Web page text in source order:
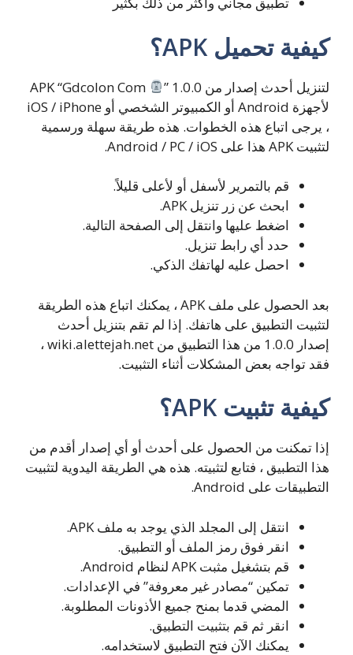
كيفية تحميل APK؟
لتنزيل أحدث إصدار من APK “Gdcolon Com ” 1.0.0
لأجهزة Android أو الكمبيوتر الشخصي أو iOS / iPhone
، يرجى اتباع هذه الخطوات. هذه طريقة سهلة ورسمية
لتثبيت APK هذا على Android / PC / iOS.
قم بالتمرير لأسفل أو لأعلى قليلاً.
ابحث عن زر تنزيل APK.
اضغط عليها وانتقل إلى الصفحة التالية.
حدد أي رابط تنزيل.
احصل عليه لهاتفك الذكي.
بعد الحصول على ملف APK ، يمكنك اتباع هذه الطريقة
لتثبيت التطبيق على هاتفك. إذا لم تقم بتنزيل أحدث
إصدار 1.0.0 من هذا التطبيق من wiki.alettejah.net ،
فقد تواجه بعض المشكلات أثناء التثبيت.
كيفية تثبيت APK؟
إذا تمكنت من الحصول على أحدث أو أي إصدار أقدم من
هذا التطبيق ، فتابع لتثبيته. هذه هي الطريقة اليدوية لتثبيت
التطبيقات على Android.
انتقل إلى المجلد الذي يوجد به ملف APK.
انقر فوق رمز الملف أو التطبيق.
قم بتشغيل مثبت APK لنظام Android.
تمكين “مصادر غير معروفة” في الإعدادات.
المضي قدما بمنح جميع الأذونات المطلوبة.
انقر ثم قم بتثبيت التطبيق.
يمكنك الآن فتح التطبيق لاستخدامه.